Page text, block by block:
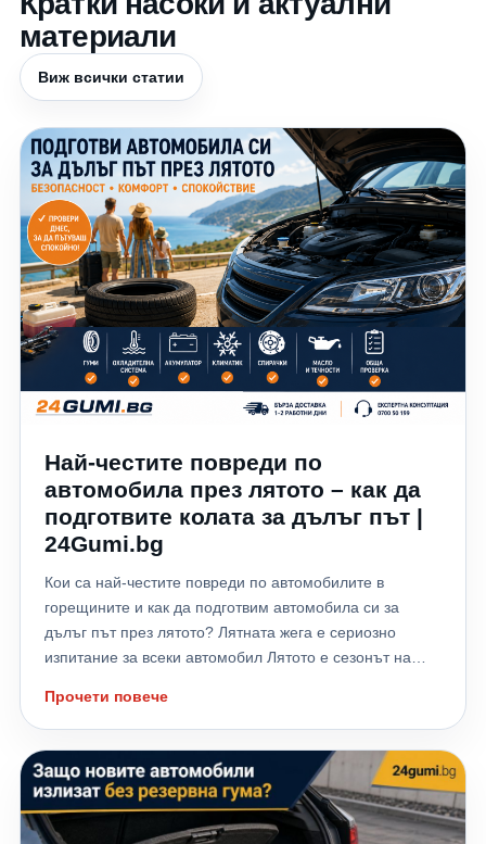
материали
Виж всички статии
Най-честите повреди по
автомобила през лятото – как да
подготвите колата за дълъг път |
24Gumi.bg
Кои са най-честите повреди по автомобилите в
горещините и как да подготвим автомобила си за
дълъг път през лятото? Лятната жега е сериозно
изпитание за всеки автомобил Лятото е сезонът на
които много шофьори изминават към морето,
планината или чужбина. Високите температури обаче
не натоварват само водача – те поставят на сериозно
изпитание всички системи на автомобила. Всяка
година хиляди автомобили аварират именно през
летните месеци заради прегряване на двигателя,
Прочети повече